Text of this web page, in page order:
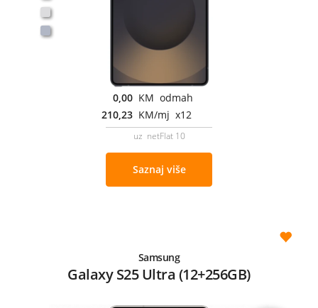
0,00 KM odmah
210,23 KM/mj x12
uz netFlat 10
Saznaj više
Samsung
Galaxy S25 Ultra (12+256GB)